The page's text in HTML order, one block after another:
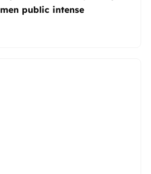
public intense